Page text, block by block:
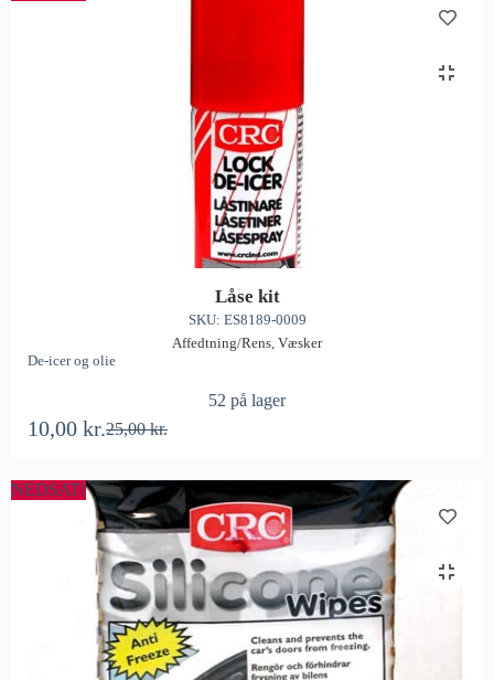
Låse kit
SKU: ES8189-0009
Affedtning/Rens, Væsker
De-icer og olie
52 på lager
25,00kr.
10,00 kr.
NEDSAT!